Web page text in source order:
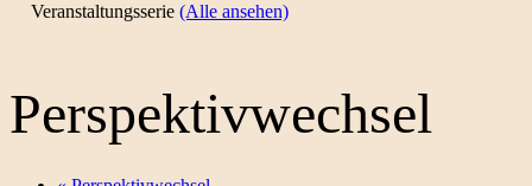
Veranstaltungsserie (Alle ansehen)
Perspektivwechsel